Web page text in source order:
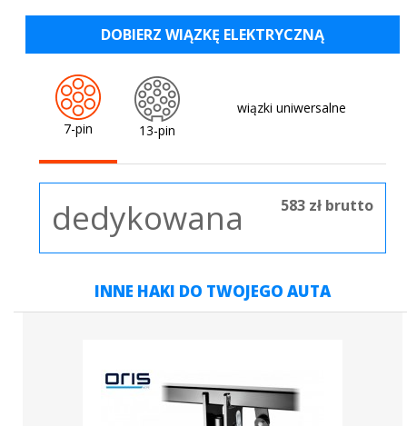
DOBIERZ WIĄZKĘ ELEKTRYCZNĄ
7-pin 13-pin
wiązki uniwersalne
dedykowana 583 zł brutto
INNE HAKI DO TWOJEGO AUTA